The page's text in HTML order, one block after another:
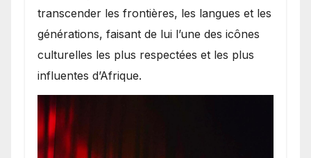
transcender les frontières, les langues et les
générations, faisant de lui l’une des icônes
culturelles les plus respectées et les plus
influentes d’Afrique.